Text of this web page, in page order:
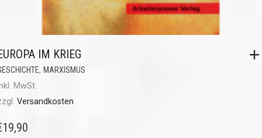
IM KRIEG
, MARXISMUS
MwSt.
Versandkosten
19,90